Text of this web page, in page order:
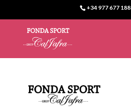
+34 977 677 188